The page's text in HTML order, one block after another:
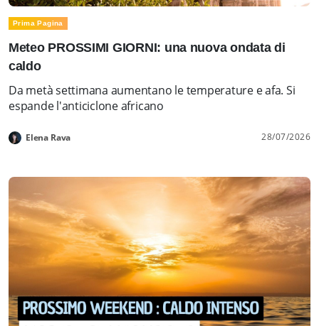
Prima Pagina
Meteo PROSSIMI GIORNI: una nuova ondata di
caldo
Da metà settimana aumentano le temperature e afa. Si
espande l'anticiclone africano
Elena Rava 28/07/2026